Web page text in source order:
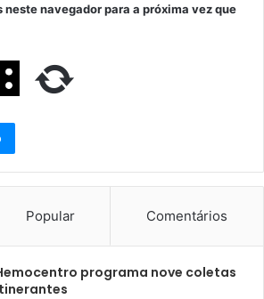
neste navegador para a próxima vez que
Popular Comentários
programa nove coletas